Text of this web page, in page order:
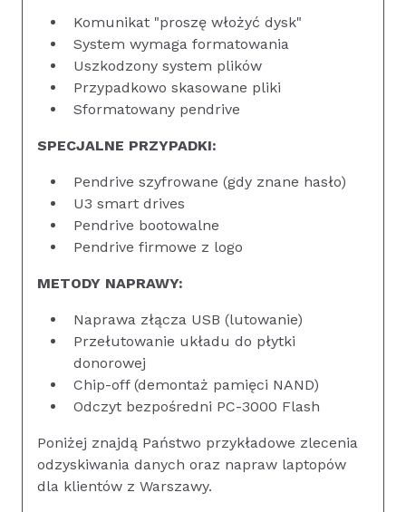
Komunikat "proszę włożyć dysk"
System wymaga formatowania
Uszkodzony system plików
Przypadkowo skasowane pliki
Sformatowany pendrive
SPECJALNE PRZYPADKI:
Pendrive szyfrowane (gdy znane hasło)
U3 smart drives
Pendrive bootowalne
Pendrive firmowe z logo
METODY NAPRAWY:
Naprawa złącza USB (lutowanie)
Przełutowanie układu do płytki
donorowej
Chip-off (demontaż pamięci NAND)
Odczyt bezpośredni PC-3000 Flash
Poniżej znajdą Państwo przykładowe zlecenia
odzyskiwania danych oraz napraw laptopów
dla klientów z Warszawy.